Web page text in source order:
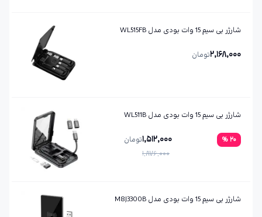
شارژر بی سیم 15 وات بودی مدل WL515FB
2,168,000تومان
شارژر بی سیم 15 وات بودی مدل WL511B
20
%
1,512,000
1,876,000
تومان
شارژر بی سیم 15 وات بودی مدل M8J3300B